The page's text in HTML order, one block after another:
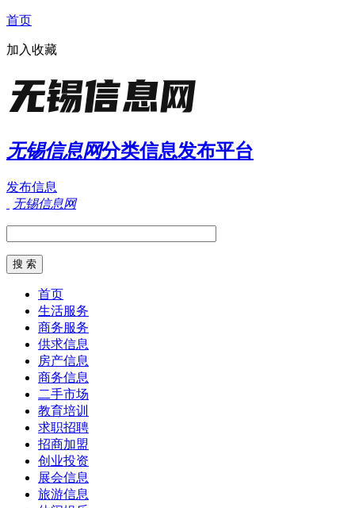
首页
加入收藏
无锡信息网分类信息发布平台
发布信息
无锡信息网
首页
生活服务
商务服务
供求信息
房产信息
商务信息
二手市场
教育培训
求职招聘
招商加盟
创业投资
展会信息
旅游信息